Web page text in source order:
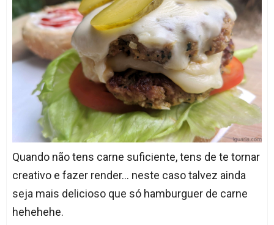
Quando não tens carne suficiente, tens de te tornar
creativo e fazer render... neste caso talvez ainda
seja mais delicioso que só hamburguer de carne
hehehehe.